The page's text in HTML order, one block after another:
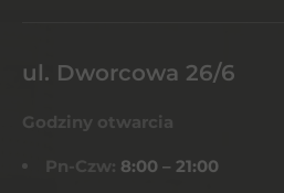
ul. Dworcowa 26/6
Godziny otwarcia
Pn-Czw: 8:00 – 21:00